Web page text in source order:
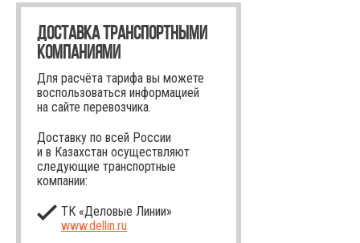
ДОСТАВКА ТРАНСПОРТНЫМИ
КОМПАНИЯМИ
Для расчёта тарифа вы можете
воспользоваться информацией
на сайте перевозчика.
Доставку по всей России
и в Казахстан осуществляют
следующие транспортные
компании:
ТК «Деловые Линии»
www.dellin.ru